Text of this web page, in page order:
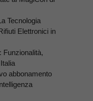
Tecnologia
Elettronici in
Funzionalità,
abbonamento